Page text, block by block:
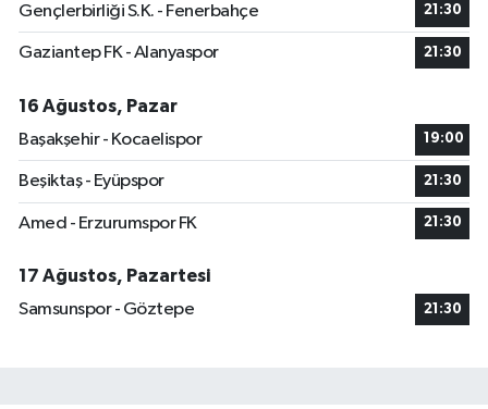
Gençlerbirliği S.K. - Fenerbahçe 21:30
Gaziantep FK - Alanyaspor 21:30
16 Ağustos, Pazar
Başakşehir - Kocaelispor
19:00
Beşiktaş - Eyüpspor 21:30
Amed - Erzurumspor FK 21:30
17 Ağustos, Pazartesi
Samsunspor - Göztepe
21:30